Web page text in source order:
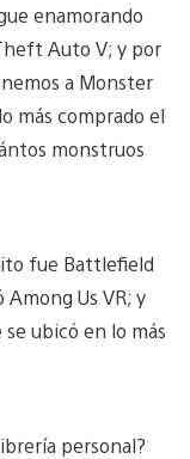
enamorando
Auto V; y por
a Monster
más comprado el
monstruos
fue Battlefield
Us VR; y
ubicó en lo más
personal?